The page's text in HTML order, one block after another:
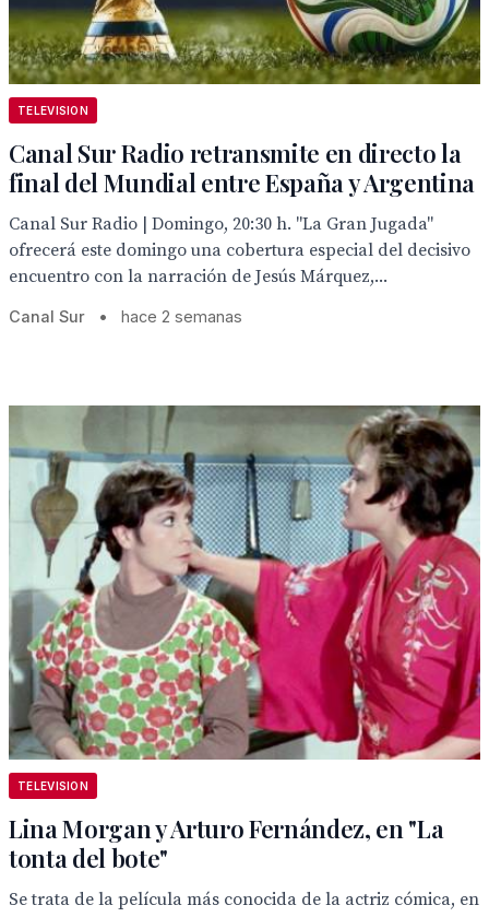
TELEVISION
Canal Sur Radio retransmite en directo la
final del Mundial entre España y Argentina
Canal Sur Radio | Domingo, 20:30 h. "La Gran Jugada"
ofrecerá este domingo una cobertura especial del decisivo
encuentro con la narración de Jesús Márquez,...
Canal Sur • hace 2 semanas
TELEVISION
Lina Morgan y Arturo Fernández, en "La
tonta del bote"
Se trata de la película más conocida de la actriz cómica, en